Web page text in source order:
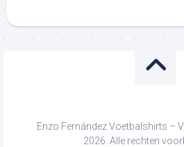
Enzo Fernández Voetbalshirts –
2026. Alle rechten